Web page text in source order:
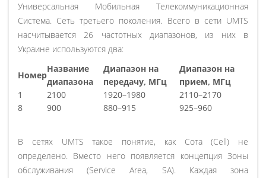
Универсальная Мобильная Телекоммуникационная
Система. Сеть третьего поколения. Всего в сети UMTS
насчитывается 26 частотных диапазонов, из них в
Украине используются два:
Номер
Название
диапазона
Диапазон на
передачу, МГц
Диапазон на
прием, МГц
1
2100 1920–1980
2110–2170
8
900 880–915 925–960
В сетях UMTS такое понятие, как Сота (Cell) не
определено. Вместо него появляется концепция Зоны
обслуживания (Service Area, SA). Каждая зона